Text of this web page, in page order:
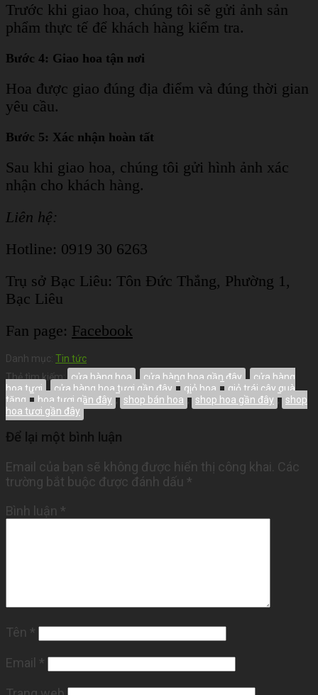
Trước khi giao hoa, chúng tôi sẽ gửi ảnh sản
phẩm thực tế để khách hàng kiểm tra.
Bước 4: Giao hoa tận nơi
Hoa được giao đúng địa điểm và đúng thời gian
yêu cầu.
Bước 5: Xác nhận hoàn tất
Sau khi giao hoa, chúng tôi gửi hình ảnh xác
nhận cho khách hàng.
Liên hệ:
Hotline: 0919 30 6263
Trụ sở Bạc Liêu: Tôn Đức Thắng, Phường 1,
Bạc Liêu
Fan page: Facebook
Danh mục: Tin tức
Thẻ tìm kiếm: cửa hàng hoa , cửa hàng hoa gần đây , cửa hàng
hoa tươi , cửa hàng hoa tươi gần đây , giỏ hoa , giỏ trái cây quà
tặng , hoa tươi gần đây , shop bán hoa , shop hoa gần đây , shop
hoa tươi gần đây
Để lại một bình luận
Email của bạn sẽ không được hiển thị công khai. Các
trường bắt buộc được đánh dấu *
Bình luận *
Tên *
Email *